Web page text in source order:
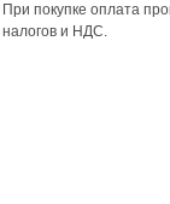
При покупке оплата
налогов и НДС.